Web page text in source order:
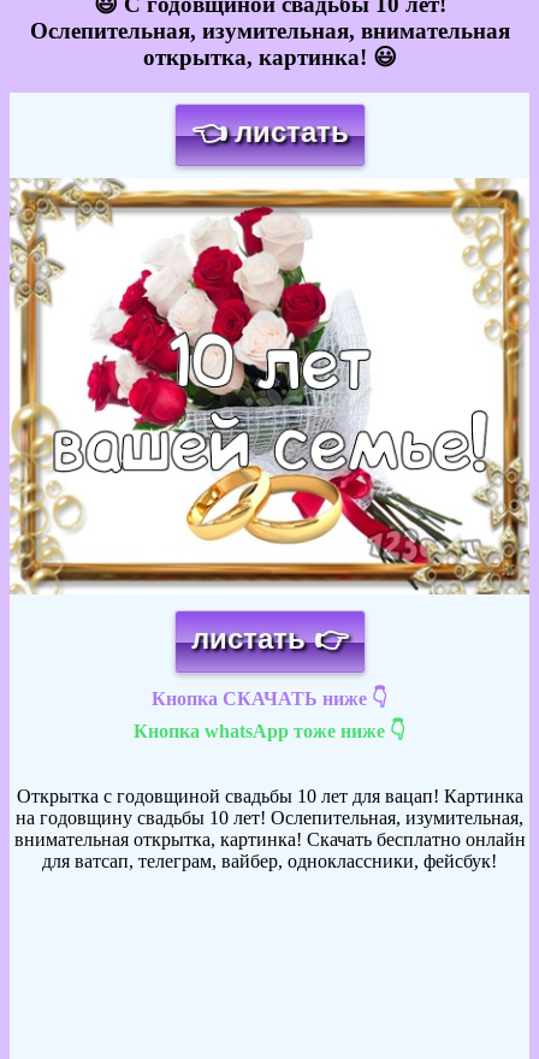
Ослепительная, изумительная, внимательная
открытка, картинка! 😃
👈 листать
Загрузка картинки...
листать 👉
Кнопка СКАЧАТЬ ниже 👇
Кнопка whatsApp тоже ниже 👇
Открытка с годовщиной свадьбы 10 лет для вацап! Картинка
на годовщину свадьбы 10 лет! Ослепительная, изумительная,
внимательная открытка, картинка! Скачать бесплатно онлайн
для ватсап, телеграм, вайбер, одноклассники, фейсбук!